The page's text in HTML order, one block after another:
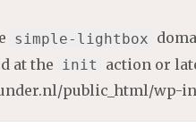
simple-lightbox
at the init action or
public_html/wp-